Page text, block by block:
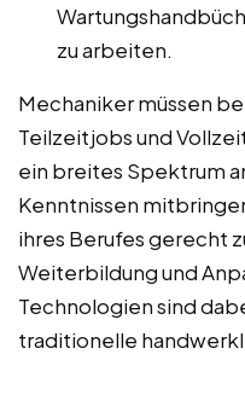
zu arbeiten.
Mechaniker müssen
Teilzeitjobs und
ein breites Spektrum
Kenntnissen
ihres Berufes gerecht
Weiterbildung und
Technologien sind
traditionelle